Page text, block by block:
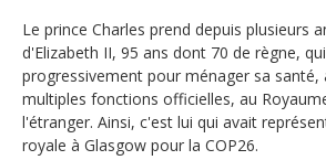
Le prince Charles prend depuis plusieurs
d'Elizabeth II, 95 ans dont 70 de règne,
progressivement pour ménager sa santé,
multiples fonctions officielles, au
l'étranger. Ainsi, c'est lui qui avait
royale à Glasgow pour la COP26.